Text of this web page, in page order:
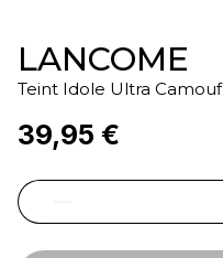
LANCOME
Teint Idole Ultra
39,95 €